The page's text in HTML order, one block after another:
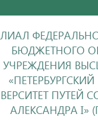
БЮДЖЕТНОГО
УЧРЕЖДЕНИЯ
ПУТЕЙ
АЛЕКСАНДРА I»